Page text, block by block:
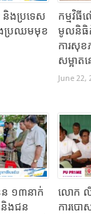
និងប្រទេស
ប្រឈមមុខ
កម្មវិ
មូលនិធិកំ
ការសុ
សម្អា
June 22,
ន ១៣នាក់
និងជន
លោក
ការបោ